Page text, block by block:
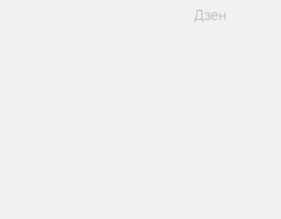
Дзен